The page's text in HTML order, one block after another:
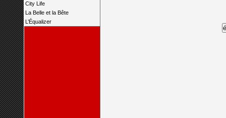
City Life
La Belle et la Bête
L’Équalizer